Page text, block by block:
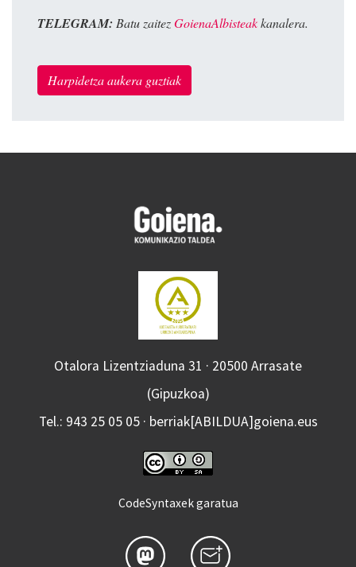
TELEGRAM: Batu zaitezGoienaAlbisteakkanalera.
Harpidetza aukera guztiak
Otalora Lizentziaduna 31 · 20500 Arrasate
(Gipuzkoa)
Tel.: 943 25 05 05 · berriak[ABILDUA]goiena.eus
CodeSyntaxek garatua